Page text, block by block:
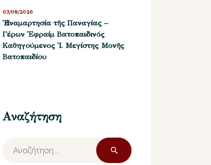
Ἡ ἀναμαρτησία τῆς Παναγίας –
Γέρων Ἐφραίμ Βατοπαιδινός
Καθηγούμενος Ἱ. Μεγίστης Μονῆς
Βατοπαιδίου
03/08/2026
Αναζήτηση
Αναζήτηση
για: